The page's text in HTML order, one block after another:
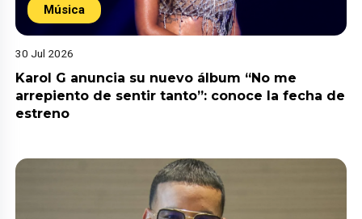
Música
30 Jul 2026
Karol G anuncia su nuevo álbum “No me
arrepiento de sentir tanto”: conoce la fecha de
estreno